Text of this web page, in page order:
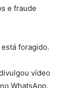
e fraude
foragido.
vídeo
WhatsApp.